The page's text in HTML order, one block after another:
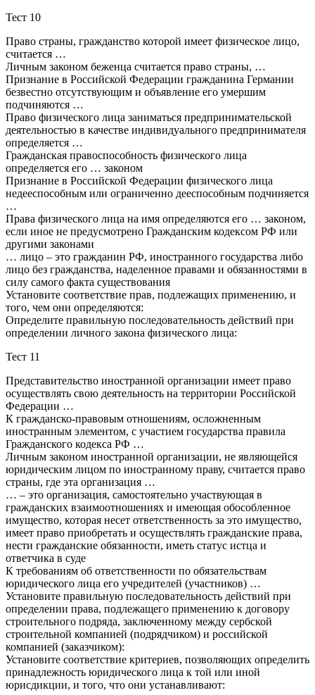
Тест 10
Право страны, гражданство которой имеет физическое лицо,
считается …
Личным законом беженца считается право страны, …
Признание в Российской Федерации гражданина Германии
безвестно отсутствующим и объявление его умершим
подчиняются …
Право физического лица заниматься предпринимательской
деятельностью в качестве индивидуального предпринимателя
определяется …
Гражданская правоспособность физического лица
определяется его … законом
Признание в Российской Федерации физического лица
недееспособным или ограниченно дееспособным подчиняется
…
Права физического лица на имя определяются его … законом,
если иное не предусмотрено Гражданским кодексом РФ или
другими законами
… лицо – это гражданин РФ, иностранного государства либо
лицо без гражданства, наделенное правами и обязанностями в
силу самого факта существования
Установите соответствие прав, подлежащих применению, и
того, чем они определяются:
Определите правильную последовательность действий при
определении личного закона физического лица:
Тест 11
Представительство иностранной организации имеет право
осуществлять свою деятельность на территории Российской
Федерации …
К гражданско-правовым отношениям, осложненным
иностранным элементом, с участием государства правила
Гражданского кодекса РФ …
Личным законом иностранной организации, не являющейся
юридическим лицом по иностранному праву, считается право
страны, где эта организация …
… – это организация, самостоятельно участвующая в
гражданских взаимоотношениях и имеющая обособленное
имущество, которая несет ответственность за это имущество,
имеет право приобретать и осуществлять гражданские права,
нести гражданские обязанности, иметь статус истца и
ответчика в суде
К требованиям об ответственности по обязательствам
юридического лица его учредителей (участников) …
Установите правильную последовательность действий при
определении права, подлежащего применению к договору
строительного подряда, заключенному между сербской
строительной компанией (подрядчиком) и российской
компанией (заказчиком):
Установите соответствие критериев, позволяющих определить
принадлежность юридического лица к той или иной
юрисдикции, и того, что они устанавливают: